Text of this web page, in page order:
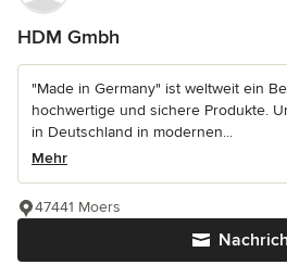
HDM Gmbh
"Made in Germany" ist weltweit ein
hochwertige und sichere Produkte.
in Deutschland in modernen...
Mehr
47441 Moers